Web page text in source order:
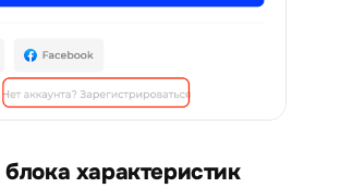
характеристик